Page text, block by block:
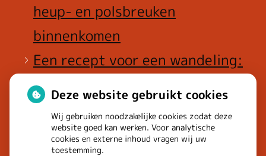
heup- en polsbreuken
binnenkomen
Een recept voor een wandeling:
waarom Erasmus MC patiënten
het park in stuurt
Deze website gebruikt cookies
Wij gebruiken noodzakelijke cookies zodat deze
website goed kan werken. Voor analytische
cookies en externe inhoud vragen wij uw
toestemming.